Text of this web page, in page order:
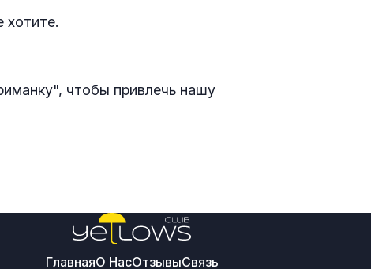
хотите.
чтобы привлечь нашу
ГлавнаяО НасОтзывыСвязь